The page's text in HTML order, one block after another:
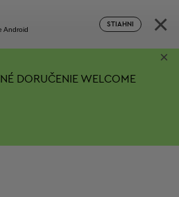
Android
STIAHNI ×
DORUČENIE WELCOME
×